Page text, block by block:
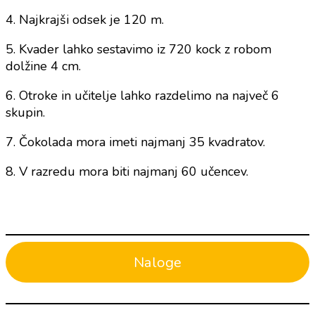
4. Najkrajši odsek je 120 m.
5. Kvader lahko sestavimo iz 720 kock z robom
dolžine 4 cm.
6. Otroke in učitelje lahko razdelimo na največ 6
skupin.
7. Čokolada mora imeti najmanj 35 kvadratov.
8. V razredu mora biti najmanj 60 učencev.
Naloge